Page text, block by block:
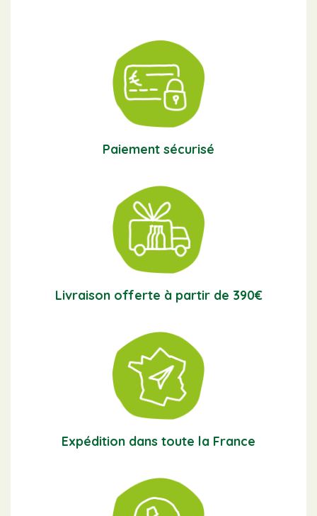
Paiement sécurisé
Livraison offerte à partir de 390€
Expédition dans toute la France